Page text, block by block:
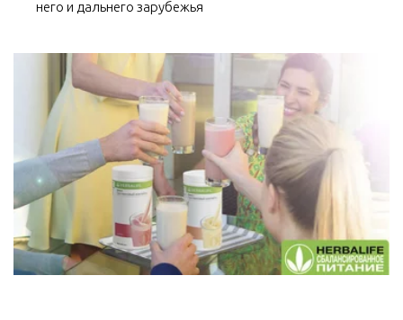
него и дальнего зарубежья